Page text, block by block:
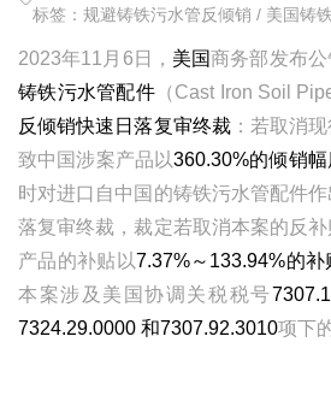
标签：规避铸铁污水管反倾销 / 美国铸
2023年11 月 6 日， 美国商务部发布公
铸铁污水管配件（Cast Iron Soil
反倾销快速日落复审终裁：若取消
致中国涉案产品以360.30%的倾销幅
时对进口自中国的铸铁污水管配件
落复审终裁，裁定若取消本案的反
产品的补贴以7.37%～ 133.94%的补
本案涉及美国协调关税税号
7324.29.0000 和7307.92.3010项下